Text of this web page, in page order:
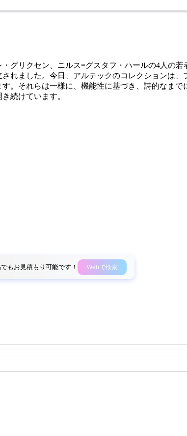
グリクセン、ニルス=グスタフ・ハールの4人の
れました。今日、アルテックのコレクションは
。それらは一様に、機能性に基づき、詩的なま
続けています。
もお見積もり可能です！ Webで検索